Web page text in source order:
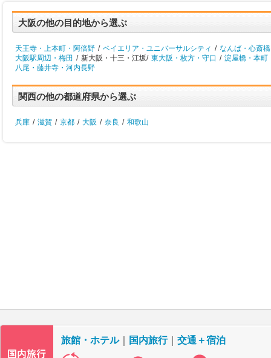
大阪の他の目的地から選ぶ
天王寺・上本町・阿倍野 / ベイエリア・ユニバーサルシティ / なんば・心斎橋
大阪駅周辺・梅田 / 新大阪・十三・江坂/ 東大阪・枚方・守口 / 淀屋橋・本町
八尾・藤井寺・河内長野
関西の他の都道府県から選ぶ
兵庫 / 滋賀 / 京都 / 大阪 / 奈良 / 和歌山
旅館・ホテル｜ 国内旅行｜ 交通＋宿泊